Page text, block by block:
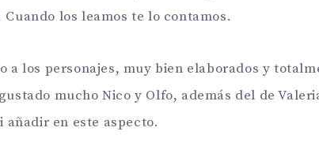
Cuando los leamos te lo contamos.
a los personajes, muy bien elaborados y
mucho Nico y Olfo, además del de
añadir en este aspecto.